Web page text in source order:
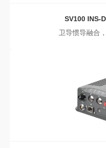
SV100 INS-D
卫导惯导融合